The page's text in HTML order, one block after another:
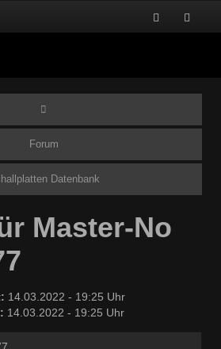
Forum
Datenbank
Master-No
14.03.2022 - 19:25 Uhr
14.03.2022 - 19:25 Uhr